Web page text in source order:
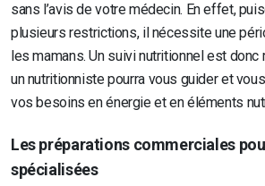
sans l’avis de votre médecin. En effet,
plusieurs restrictions, il nécessite une
les mamans. Un suivi nutritionnel est donc
un nutritionniste pourra vous guider et
vos besoins en énergie et en éléments
Les préparations commerciales
spécialisées